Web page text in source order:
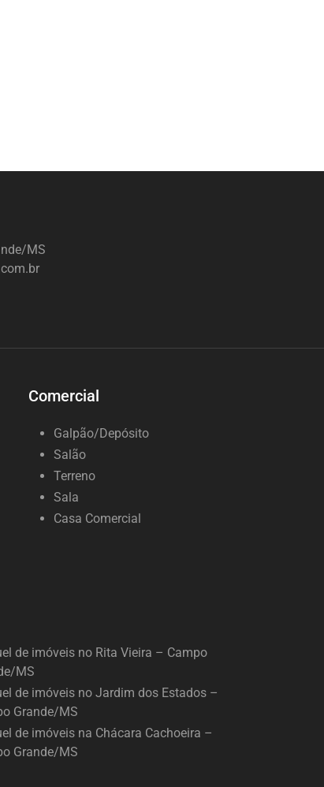
MS
Comercial
Galpão/Depósito
Salão
Terreno
Sala
Casa Comercial
de imóveis no Rita Vieira – Campo
MS
de imóveis no Jardim dos Estados –
Grande/MS
de imóveis na Chácara Cachoeira –
Grande/MS